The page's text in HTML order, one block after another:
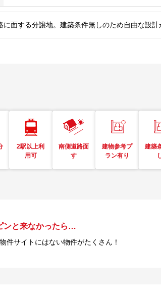
に面する分譲地。建築条件無しのため自由な設計
2駅以上利
用可
南側道路面
す
建物参考プ
ラン有り
建築
ンと来なかったら…
件サイトにはない物件がたくさん！